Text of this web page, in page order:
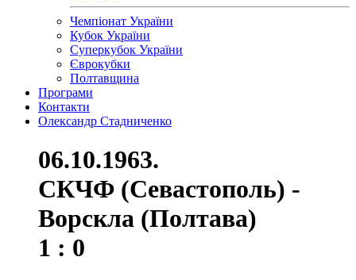
Чемпіонат України
Кубок України
Суперкубок України
Єврокубки
Полтавщина
Програми
Контакти
Олександр Стадниченко
06.10.1963.
СКЧФ (Севастополь) -
Ворскла (Полтава)
1 : 0